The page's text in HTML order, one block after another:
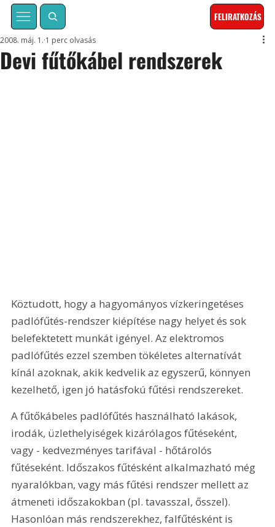
FELIRATKOZÁS
Devi fűtőkábel rendszerek
2008. máj. 1. 1 perc olvasás
Köztudott, hogy a hagyományos vízkeringetéses
padlófűtés-rendszer kiépítése nagy helyet és sok
belefektetett munkát igényel. Az elektromos
padlófűtés ezzel szemben tökéletes alternatívát
kínál azoknak, akik kedvelik az egyszerű, könnyen
kezelhető, igen jó hatásfokú fűtési rendszereket.
A fűtőkábeles padlófűtés használható lakások,
irodák, üzlethelyiségek kizárólagos fűtéseként,
vagy - kedvezményes tarifával - hőtárolós
fűtéseként. Időszakos fűtésként alkalmazható még
nyaralókban, vagy más fűtési rendszer mellett az
átmeneti időszakokban (pl. tavasszal, ősszel).
Hasonlóan más rendszerekhez, falfűtésként is